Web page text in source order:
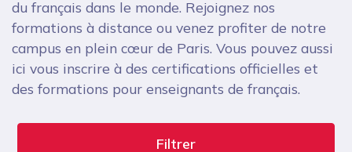
du français dans le monde. Rejoignez nos
formations à distance ou venez profiter de notre
campus en plein cœur de Paris. Vous pouvez aussi
ici vous inscrire à des certifications officielles et
des formations pour enseignants de français.
Filtrer